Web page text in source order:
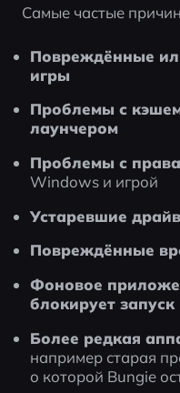
Самые частые
Повреждённые
игры
Проблемы с
лаунчером
Проблемы с
Windows и игрой
Устаревшие
Повреждённые
Фоновое
блокирует запуск
Более редкая
например старая
о которой Bungie